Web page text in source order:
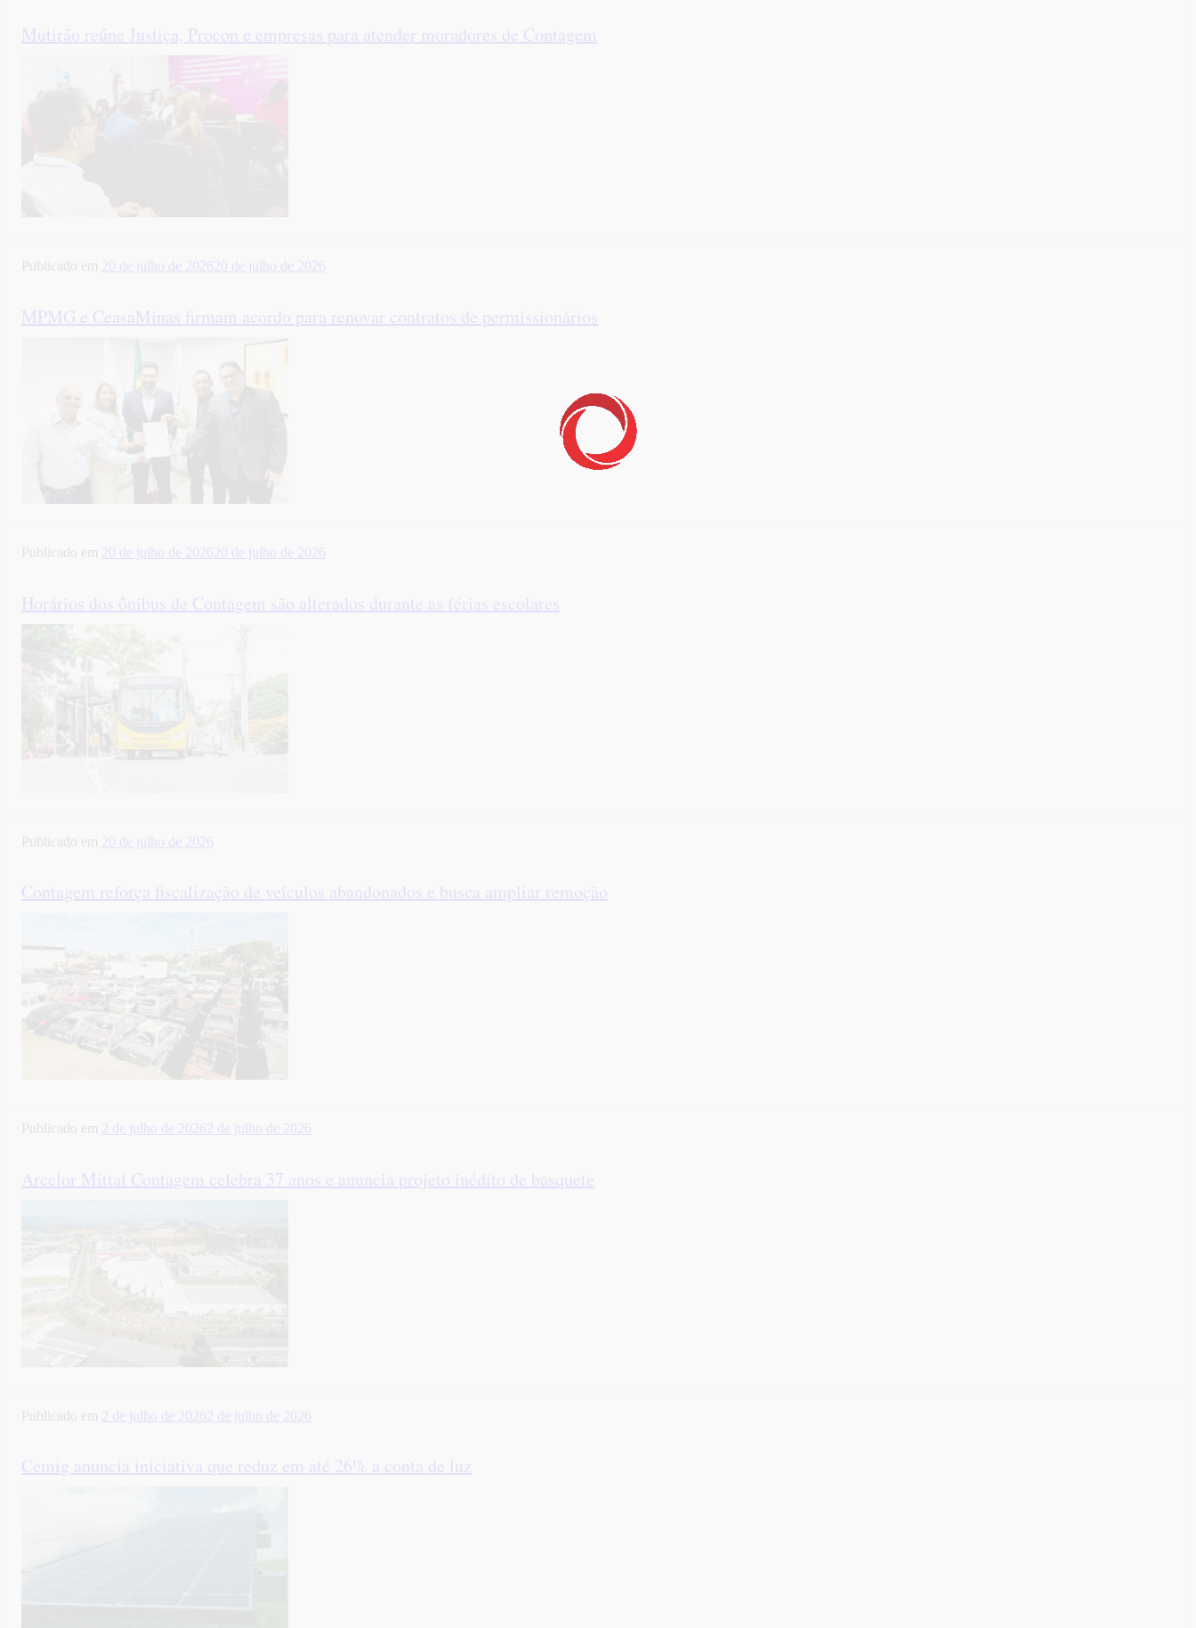
Mutirão reúne Justiça, Procon e empresas para atender moradores de Contagem
Publicado em 20 de julho de 2026 20 de julho de 2026
MPMG e CeasaMinas firmam acordo para renovar contratos de permissionários
Publicado em 20 de julho de 2026 20 de julho de 2026
Horários dos ônibus de Contagem são alterados durante as férias escolares
Publicado em 20 de julho de 2026
Contagem reforça fiscalização de veículos abandonados e busca ampliar remoção
Publicado em 2 de julho de 2026 2 de julho de 2026
Arcelor Mittal Contagem celebra 37 anos e anuncia projeto inédito de basquete
Publicado em 2 de julho de 2026 2 de julho de 2026
Cemig anuncia iniciativa que reduz em até 26% a conta de luz